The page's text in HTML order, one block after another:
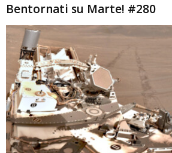
Bentornati su Marte! #280